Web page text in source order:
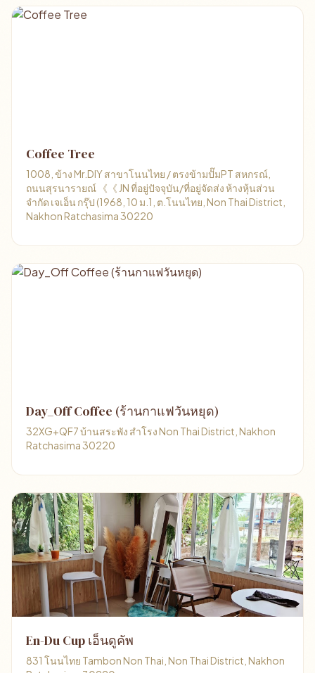
Coffee Tree
1008, ข้าง Mr.DIY สาขาโนนไทย / ตรงข้ามปั๊มPT สหกรณ์,
ถนนสุรนารายณ์ 《《 JN ที่อยู่ปัจจุบัน/ที่อยู่จัดส่ง ห้างหุ้นส่วน
จำกัด เจเอ็น กรุ๊ป (1968, 10 ม.1, ต.โนนไทย, Non Thai District,
Nakhon Ratchasima 30220
Day_Off Coffee (ร้านกาแฟวันหยุด)
32XG+QF7 บ้านสระพัง สำโรง Non Thai District, Nakhon
Ratchasima 30220
En-Du Cup เอ็นดูคัพ
831 โนนไทย Tambon Non Thai, Non Thai District, Nakhon